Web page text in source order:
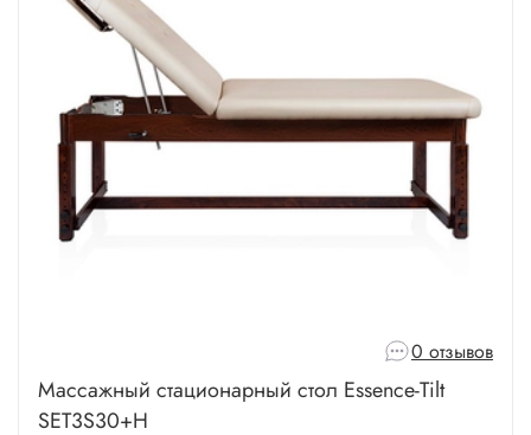
0 отзывов
Массажный стационарный стол Essence-Tilt
SET3S30+H